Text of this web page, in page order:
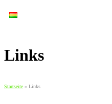
Links
Startseite » Links